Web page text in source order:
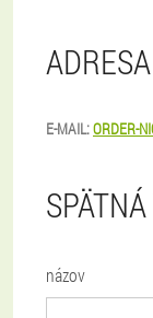
ADRESA
E-MAIL:ORDER-
názov